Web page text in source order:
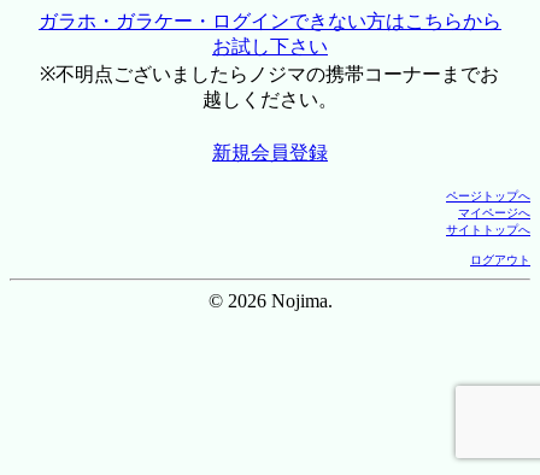
ガラホ・ガラケー・ログインできない方はこちらから
お試し下さい
※不明点ございましたらノジマの携帯コーナーまでお
越しください。
新規会員登録
ページトップへ
マイページへ
サイトトップへ
ログアウト
© 2026 Nojima.